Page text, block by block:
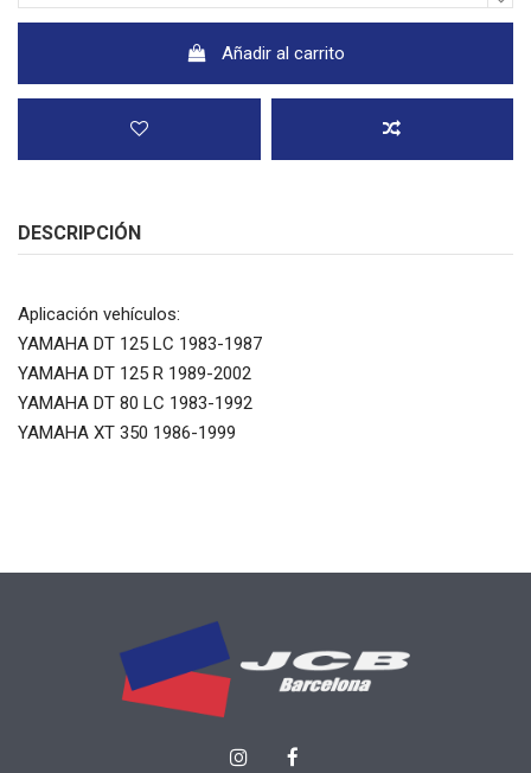
Añadir al carrito
DESCRIPCIÓN
Aplicación vehículos:
YAMAHA DT 125 LC 1983-1987
YAMAHA DT 125 R 1989-2002
YAMAHA DT 80 LC 1983-1992
YAMAHA XT 350 1986-1999